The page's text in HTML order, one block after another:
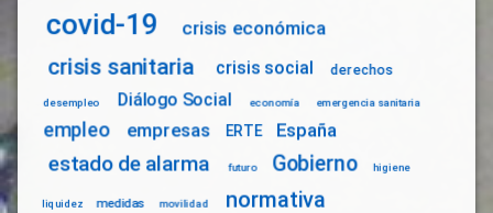
covid-19 crisis económica
crisis sanitaria crisis social derechos
desempleo Diálogo Social economía emergencia sanitaria
empleo empresas ERTE España
estado de alarma futuro Gobierno higiene
liquidez medidas movilidad normativa